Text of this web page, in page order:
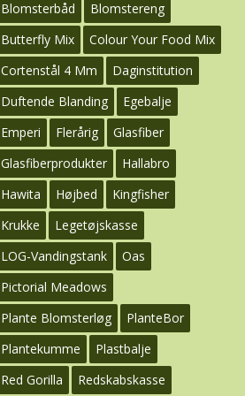
Blomsterbåd
Blomstereng
Butterfly Mix
Colour Your Food Mix
Cortenstål 4 Mm
Daginstitution
Duftende Blanding
Egebalje
Emperi
Flerårig
Glasfiber
Glasfiberprodukter
Hallabro
Hawita
Højbed
Kingfisher
Krukke
Legetøjskasse
LOG-Vandingstank
Oas
Pictorial Meadows
Plante Blomsterløg
PlanteBor
Plantekumme
Plastbalje
Red Gorilla
Redskabskasse